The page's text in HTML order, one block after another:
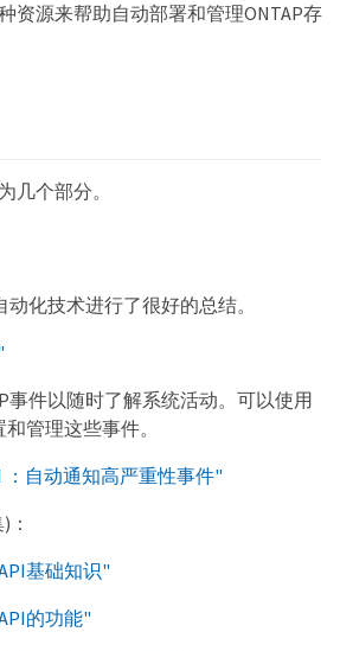
资源来帮助自动部署和管理ONTAP存
几个部分。
动化技术进行了很好的总结。
事件以随时了解系统活动。可以使用
管理这些事件。
：自动通知高严重性事件"
基础知识"
的功能"